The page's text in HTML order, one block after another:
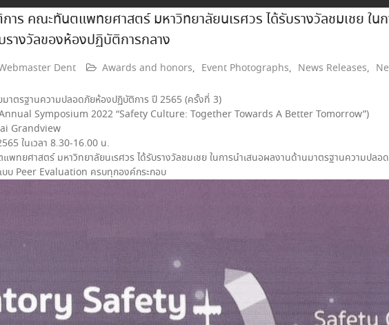
ร คณะทันตแพทยศาสตร์ มหาวิทยาลัยนเรศวร ได้รับรางวัลชมเชย ใน
างวัลของห้องปฏิบัติการกลาง
Dent Awards and honors, Event Photographs, News Releases,
ยมาตรฐานความปลอดภัยห้องปฏิบัติการ ปี 2565 (ครั้งที่ 3)
Symposium 2022 “Safety Culture: Together Towards A Better Tomorrow”)
Grandview
ในเวลา 8.30-16.00 น.
ทยศาสตร์ มหาวิทยาลัยนเรศวร ได้รับรางวัลชมเชย ในการนำเสนอผลงานด้านมาตรฐานความปล
บบ Peer Evaluation ครบทุกองค์กระกอบ